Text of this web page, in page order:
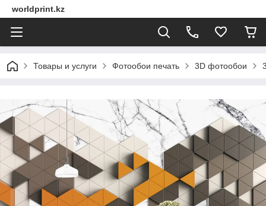
worldprint.kz
Товары и услуги Фотообои печать 3D фотообои